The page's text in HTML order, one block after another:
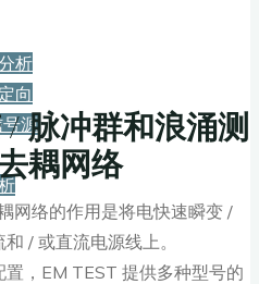
析
向
源脉冲群和浪涌测
耦网络
网络的作用是将电快速瞬变 /
/ 或直流电源线上。
，EM TEST 提供多种型号的